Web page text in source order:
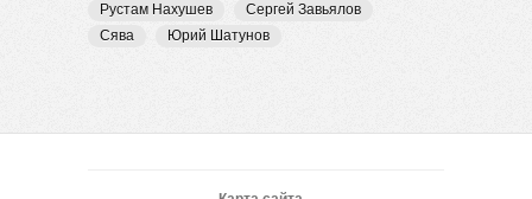
Рустам Нахушев
Сергей Завьялов
Сява
Юрий Шатунов